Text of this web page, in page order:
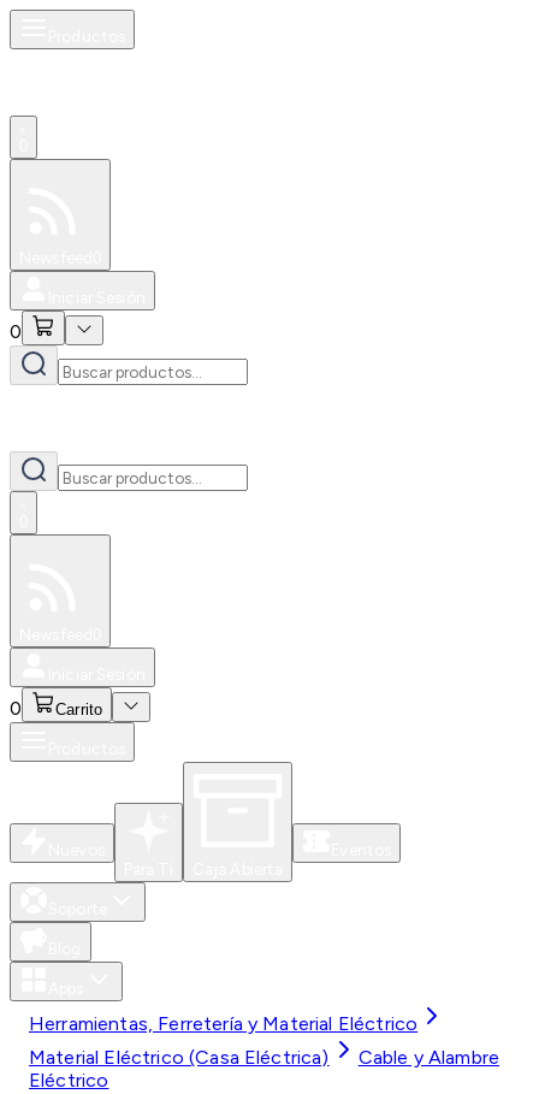
0
0 Carrito
Herramientas, Ferretería y Material Eléctrico
Material Eléctrico (Casa Eléctrica)
Cable y Alambre
Eléctrico